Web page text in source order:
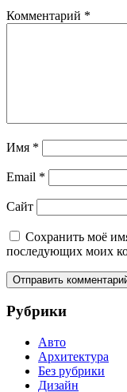
Комментарий *
Имя *
Email *
Сайт
Сохранить моё
последующих моих
Рубрики
Авто
Архитектура
Без рубрики
Дизайн